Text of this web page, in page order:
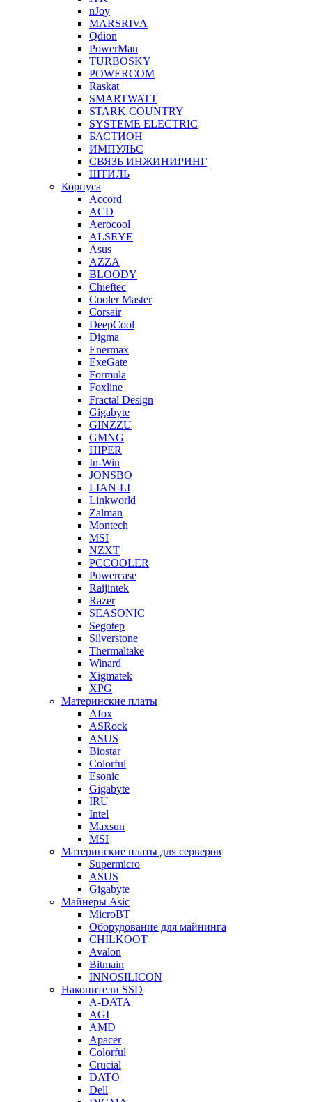
nJoy
MARSRIVA
Qdion
PowerMan
TURBOSKY
POWERCOM
Raskat
SMARTWATT
STARK COUNTRY
SYSTEME ELECTRIC
БАСТИОН
ИМПУЛЬС
СВЯЗЬ ИНЖИНИРИНГ
ШТИЛЬ
Корпуса
Accord
ACD
Aerocool
ALSEYE
Asus
AZZA
BLOODY
Chieftec
Cooler Master
Corsair
DeepCool
Digma
Enermax
ExeGate
Formula
Foxline
Fractal Design
Gigabyte
GINZZU
GMNG
HIPER
In-Win
JONSBO
LIAN-LI
Linkworld
Zalman
Montech
MSI
NZXT
PCCOOLER
Powercase
Raijintek
Razer
SEASONIC
Segotep
Silverstone
Thermaltake
Winard
Xigmatek
XPG
Материнские платы
Afox
ASRock
ASUS
Biostar
Colorful
Esonic
Gigabyte
IRU
Intel
Maxsun
MSI
Материнские платы для серверов
Supermicro
ASUS
Gigabyte
Майнеры Asic
MicroBT
Оборудование для майнинга
CHILKOOT
Avalon
Bitmain
INNOSILICON
Накопители SSD
A-DATA
AGI
AMD
Apacer
Colorful
Crucial
DATO
Dell